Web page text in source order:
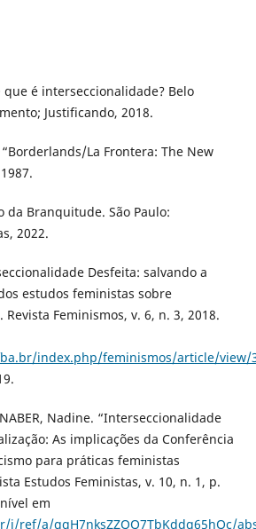
que é interseccionalidade? Belo
Justificando, 2018.
“Borderlands/La Frontera: The New
da Branquitude. São Paulo:
2022.
Desfeita: salvando a
estudos feministas sobre
Feminismos, v. 6, n. 3, 2018.
index.php/feminismos/article/view/
Nadine. “Interseccionalidade
As implicações da Conferência
para práticas feministas
Estudos Feministas, v. 10, n. 1, p.
em
j/ref/a/ggH7nksZZQQ7TbKddg65hQc/